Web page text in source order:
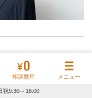
労災保険の適用範
相談費用 メニュー
祝9:30～18:00